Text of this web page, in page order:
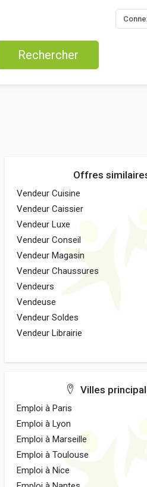
Rechercher
Offres
Vendeur Cuisine
Vendeur Caissier
Vendeur Luxe
Vendeur Conseil
Vendeur Magasin
Vendeur Chaussures
Vendeurs
Vendeuse
Vendeur Soldes
Vendeur Librairie
Villes
Emploi à Paris
Emploi à Lyon
Emploi à Marseille
Emploi à Toulouse
Emploi à Nice